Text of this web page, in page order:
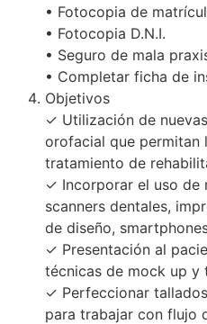
• Fotocopia de
• Fotocopia D.N.I.
• Seguro de mala
• Completar ficha de
Objetivos
✓ Utilización de
orofacial que permitan
tratamiento de
✓ Incorporar el uso de
scanners dentales,
de diseño,
✓ Presentación al
técnicas de mock up y
✓ Perfeccionar
para trabajar con flujo